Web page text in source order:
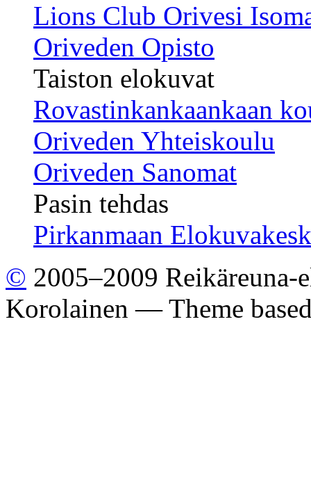
Lions Club Orivesi
Oriveden Opisto
Taiston elokuvat
Rovastinkankaankaan
Oriveden Yhteiskoulu
Oriveden Sanomat
Pasin tehdas
Pirkanmaan
© 2005–2009
Korolainen — Theme